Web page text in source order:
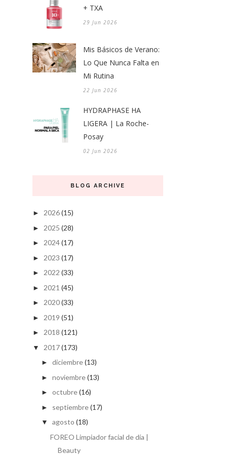
+ TXA
29 Jun 2026
Mis Básicos de Verano:
Lo Que Nunca Falta en
Mi Rutina
22 Jun 2026
HYDRAPHASE HA
LIGERA | La Roche-
Posay
02 Jun 2026
BLOG ARCHIVE
► 2026(15)
► 2025 (28)
► 2024(17)
► 2023 (17)
► 2022 (33)
► 2021 (45)
► 2020(33)
► 2019 (51)
► 2018 (121)
▼ 2017(173)
► diciembre(13)
► noviembre(13)
► octubre(16)
► septiembre(17)
▼ agosto (18)
FOREO Limpiador facial de día |
Beauty